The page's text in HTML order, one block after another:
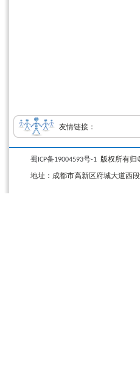
友情链接：
蜀ICP备19004593号-1 版权所有归
地址：成都市高新区府城大道西